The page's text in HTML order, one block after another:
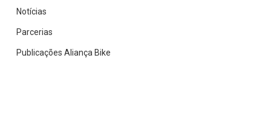
Notícias
Parcerias
Publicações Aliança Bike